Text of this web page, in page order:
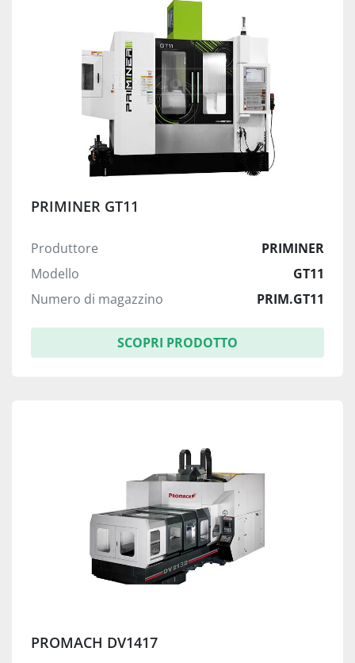
PRIMINER GT11
Produttore
PRIMINER
Modello
GT11
Numero di magazzino
PRIM.GT11
SCOPRI PRODOTTO
PROMACH DV1417